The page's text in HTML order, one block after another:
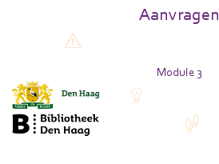
Aanvragen
Module 3